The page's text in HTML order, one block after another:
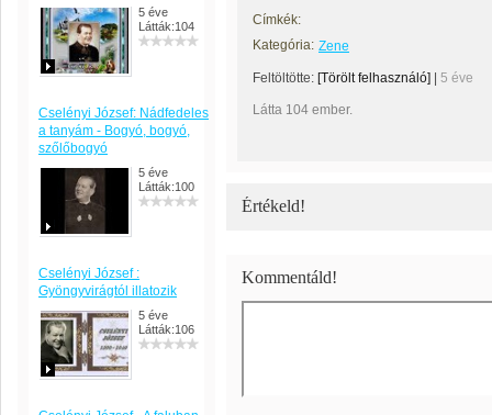
5 éve
Látták:104
Cselényi József: Nádfedeles
a tanyám - Bogyó, bogyó,
szőlőbogyó
5 éve
Látták:100
Cselényi József :
Gyöngyvirágtól illatozik
5 éve
Látták:106
Címkék:
Kategória: Zene
Feltöltötte: [Törölt felhasználó] 5 éve
Látta 104 ember.
Értékeld!
Kommentáld!